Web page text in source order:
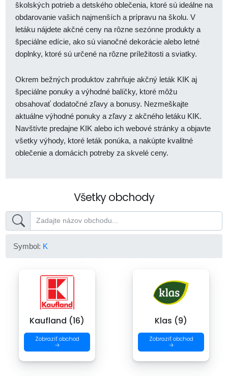
školských potrieb a detského oblečenia, ktoré sú ideálne na
obdarovanie vašich najmenších a prípravu na školu. V
letáku nájdete akčné ceny na rôzne sezónne produkty a
špeciálne edície, ako sú vianočné dekorácie alebo letné
doplnky, ktoré sú určené na rôzne príležitosti a sviatky.
Okrem bežných produktov zahrňuje akčný leták KIK aj
špeciálne ponuky a výhodné balíčky, ktoré môžu
obsahovať dodatočné zľavy a bonusy. Nezmeškajte
aktuálne výhodné ponuky a zľavy z akčného letáku KIK.
Navštívte predajne KIK alebo ich webové stránky a objavte
všetky výhody, ktoré leták ponúka, a nakúpte kvalitné
oblečenie a domácich potreby za skvelé ceny.
Všetky obchody
Symbol: K
Kaufland (16)
Zobraziť obchod
→
Klas (9)
Zobraziť obchod
→